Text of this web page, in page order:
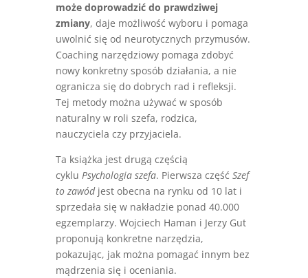
może doprowadzić do prawdziwej
zmiany, daje możliwość wyboru i pomaga
uwolnić się od neurotycznych przymusów.
Coaching narzędziowy pomaga zdobyć
nowy konkretny sposób działania, a nie
ogranicza się do dobrych rad i refleksji.
Tej metody można używać w sposób
naturalny w roli szefa, rodzica,
nauczyciela czy przyjaciela.
Ta książka jest drugą częścią
cyklu Psychologia szefa. Pierwsza część Szef
to zawódjest obecna na rynku od 10 lat i
sprzedała się w nakładzie ponad 40.000
egzemplarzy. Wojciech Haman i Jerzy Gut
proponują konkretne narzędzia,
pokazując, jak można pomagać innym bez
mądrzenia się i oceniania.